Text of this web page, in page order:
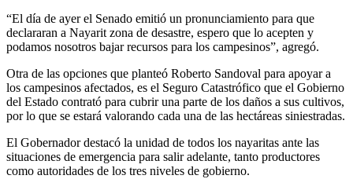
“El día de ayer el Senado emitió un pronunciamiento para que
declararan a Nayarit zona de desastre, espero que lo acepten y
podamos nosotros bajar recursos para los campesinos”, agregó.
Otra de las opciones que planteó Roberto Sandoval para apoyar a
los campesinos afectados, es el Seguro Catastrófico que el Gobierno
del Estado contrató para cubrir una parte de los daños a sus cultivos,
por lo que se estará valorando cada una de las hectáreas siniestradas.
El Gobernador destacó la unidad de todos los nayaritas ante las
situaciones de emergencia para salir adelante, tanto productores
como autoridades de los tres niveles de gobierno.